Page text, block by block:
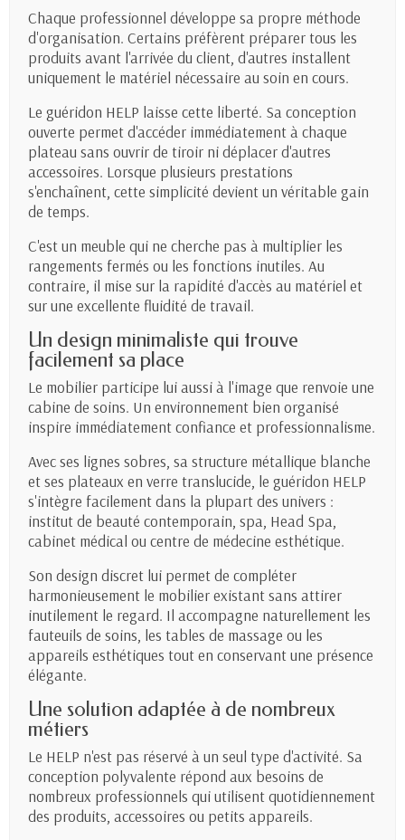
Chaque professionnel développe sa propre méthode
d'organisation. Certains préfèrent préparer tous les
produits avant l'arrivée du client, d'autres installent
uniquement le matériel nécessaire au soin en cours.
Le guéridon HELP laisse cette liberté. Sa conception
ouverte permet d'accéder immédiatement à chaque
plateau sans ouvrir de tiroir ni déplacer d'autres
accessoires. Lorsque plusieurs prestations
s'enchaînent, cette simplicité devient un véritable gain
de temps.
C'est un meuble qui ne cherche pas à multiplier les
rangements fermés ou les fonctions inutiles. Au
contraire, il mise sur la rapidité d'accès au matériel et
sur une excellente fluidité de travail.
Un design minimaliste qui trouve
facilement sa place
Le mobilier participe lui aussi à l'image que renvoie une
cabine de soins. Un environnement bien organisé
inspire immédiatement confiance et professionnalisme.
Avec ses lignes sobres, sa structure métallique blanche
et ses plateaux en verre translucide, le guéridon HELP
s'intègre facilement dans la plupart des univers :
institut de beauté contemporain, spa, Head Spa,
cabinet médical ou centre de médecine esthétique.
Son design discret lui permet de compléter
harmonieusement le mobilier existant sans attirer
inutilement le regard. Il accompagne naturellement les
fauteuils de soins, les tables de massage ou les
appareils esthétiques tout en conservant une présence
élégante.
Une solution adaptée à de nombreux
métiers
Le HELP n'est pas réservé à un seul type d'activité. Sa
conception polyvalente répond aux besoins de
nombreux professionnels qui utilisent quotidiennement
des produits, accessoires ou petits appareils.